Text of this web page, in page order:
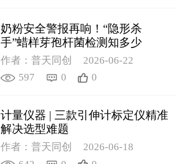
奶粉安全警报再响！“隐形杀
手”蜡样芽孢杆菌检测知多少
作者：普天同创
2026-06-22
597
0 0
计量仪器 | 三款引伸计标定仪精准
解决选型难题
作者：普天同创
2026-06-18